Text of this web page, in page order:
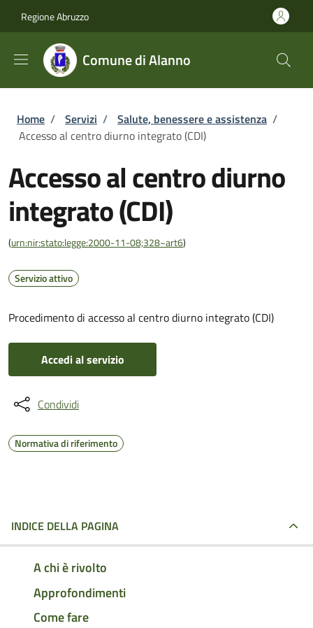
Regione Abruzzo
Comune di Alanno
Briciole di pane
Home / Servizi / Salute, benessere e assistenza /
Accesso al centro diurno integrato (CDI)
Accesso al centro diurno
integrato (CDI)
(urn:nir:stato:legge:2000-11-08;328~art6)
Servizio attivo
Procedimento di accesso al centro diurno integrato (CDI)
Accedi al servizio
Condividi
Normativa di riferimento
INDICE DELLA PAGINA
A chi è rivolto
Approfondimenti
Come fare